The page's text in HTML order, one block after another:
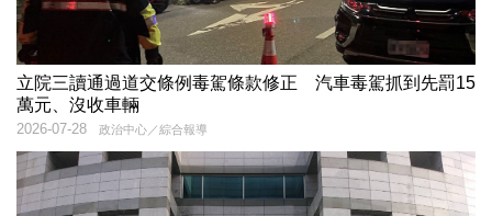
立院三讀通過道交條例毒駕條款修正 汽車毒駕抓到先罰15
萬元、沒收車輛
政治中心／綜合報導
2026-07-28